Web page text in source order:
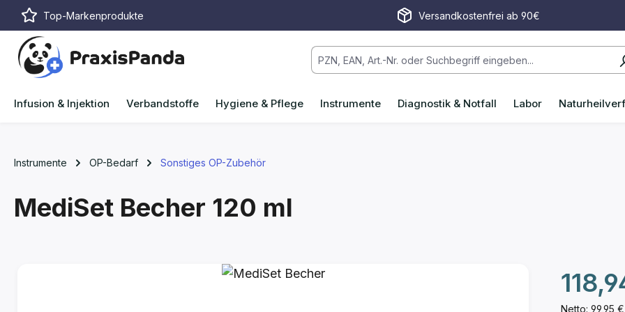
Hauptinhalt springen
Zur Suche springen
Zur Hauptnavigation springen
Top-Markenprodukte Versandkostenfrei ab 90€
Infusion & Injektion Verbandstoffe Hygiene & Pflege Instrumente Diagnostik & Notfall Labor
Instrumente OP-Bedarf Sonstiges OP-Zubehör
MediSet Becher 120 ml
Netto: 99,95 €
Regulärer